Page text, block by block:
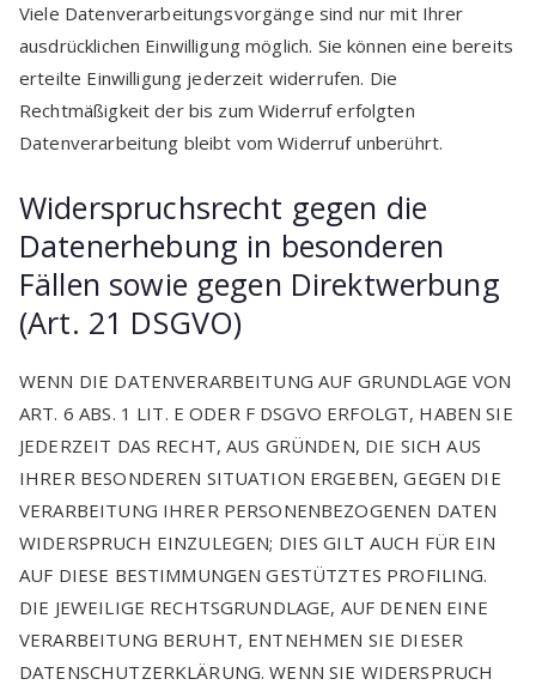
Viele Datenverarbeitungsvorgänge sind nur mit Ihrer
ausdrücklichen Einwilligung möglich. Sie können eine bereits
erteilte Einwilligung jederzeit widerrufen. Die
Rechtmäßigkeit der bis zum Widerruf erfolgten
Datenverarbeitung bleibt vom Widerruf unberührt.
Widerspruchsrecht gegen die
Datenerhebung in besonderen
Fällen sowie gegen Direktwerbung
(Art. 21 DSGVO)
WENN DIE DATENVERARBEITUNG AUF GRUNDLAGE VON
ART. 6 ABS. 1 LIT. E ODER F DSGVO ERFOLGT, HABEN SIE
JEDERZEIT DAS RECHT, AUS GRÜNDEN, DIE SICH AUS
IHRER BESONDEREN SITUATION ERGEBEN, GEGEN DIE
VERARBEITUNG IHRER PERSONENBEZOGENEN DATEN
WIDERSPRUCH EINZULEGEN; DIES GILT AUCH FÜR EIN
AUF DIESE BESTIMMUNGEN GESTÜTZTES PROFILING.
DIE JEWEILIGE RECHTSGRUNDLAGE, AUF DENEN EINE
VERARBEITUNG BERUHT, ENTNEHMEN SIE DIESER
DATENSCHUTZERKLÄRUNG. WENN SIE WIDERSPRUCH